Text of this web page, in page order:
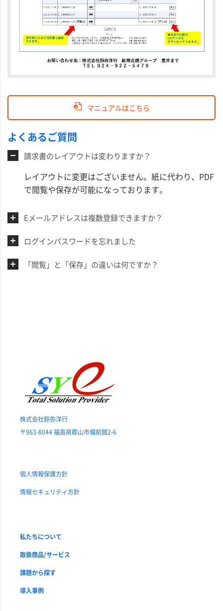
マニュアルはこちら
よくあるご質問
請求書のレイアウトは変わりますか？
レイアウトに変更はございません。紙に代わり、PDF
で閲覧や保存が可能になっております。
Eメールアドレスは複数登録できますか？
ログインパスワードを忘れました
「閲覧」と「保存」の違いは何ですか？
株式会社鈴弥洋行
〒963-8044 福島県郡山市備前舘2-6
個人情報保護方針
情報セキュリティ方針
私たちについて
取扱商品/サービス
課題から探す
導入事例